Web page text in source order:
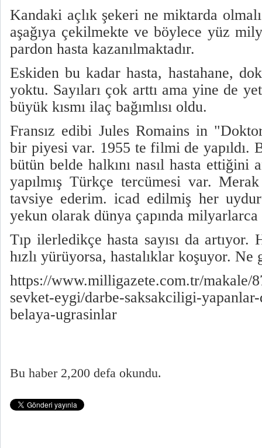
Kandaki açlık şekeri ne miktarda
aşağıya çekilmekte ve böylece yüz
pardon hasta kazanılmaktadır.
Eskiden bu kadar hasta, hastahane,
yoktu. Sayıları çok arttı ama yine de
büyük kısmı ilaç bağımlısı oldu.
Fransız edibi Jules Romains in
bir piyesi var. 1955 te filmi de yapıldı.
bütün belde halkını nasıl hasta ettiğini
yapılmış Türkçe tercümesi var. Merak
tavsiye ederim. icad edilmiş her
yekun olarak dünya çapında milyarlarca
Tıp ilerledikçe hasta sayısı da artıyor.
hızlı yürüyorsa, hastalıklar koşuyor.
https://www.milligazete.com.tr/makale/
sevket-eygi/darbe-saksakciligi-
belaya-ugrasinlar
Bu haber 2,200 defa okundu.